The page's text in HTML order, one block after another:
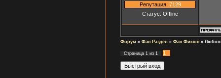
Репутация: 7129
Статус: Offline
Форум » Фан Раздел » Фан Фикшн »
Страница 1 из 1 1